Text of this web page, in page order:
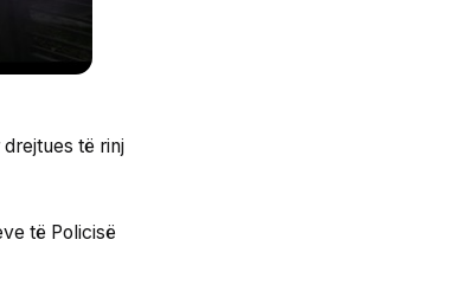
të rinj
të Policisë